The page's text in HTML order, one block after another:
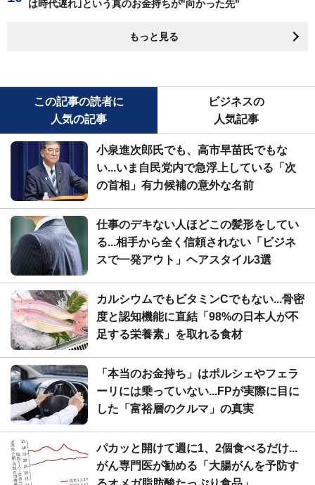
は時代遅れ｣という真のお金持ちが"向かった先"
もっと見る
この記事の読者に
人気の記事
ビジネスの
人気記事
小泉進次郎氏でも、高市早苗氏でもな
い...いま自民党内で急浮上している「次
の首相」有力候補の意外な名前
仕事のデキない人ほどこの髪形をしてい
る...相手から全く信頼されない「ビジネ
スで一発アウト」ヘアスタイル3選
カルシウムでもビタミンCでもない...骨密
度と認知機能に直結「98%の日本人が不
足する栄養素」を取れる食材
「本当のお金持ち」はポルシェやフェラ
ーリには乗っていない...FPが実際に目に
した「富裕層のクルマ」の真実
パカッと開けて週に1、2個食べるだけ...
がん専門医が勧める「大腸がんを予防す